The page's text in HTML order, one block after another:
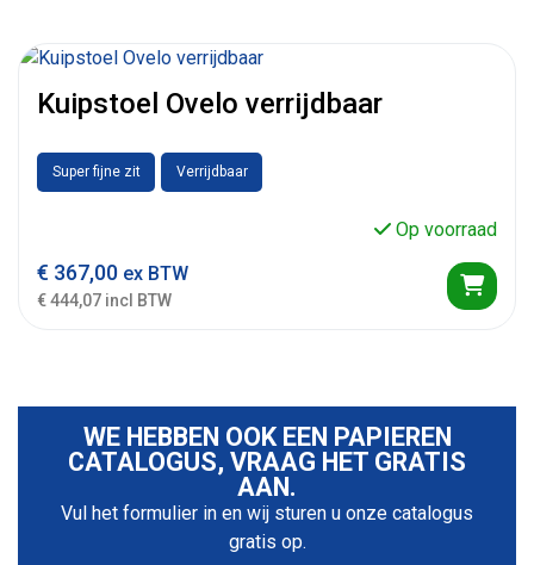
Kuipstoel Ovelo verrijdbaar
Super fijne zit Verrijdbaar
Op voorraad
€ 367,00 ex BTW
€ 444,07 incl BTW
WE HEBBEN OOK EEN PAPIEREN
CATALOGUS, VRAAG HET GRATIS
AAN.
Vul het formulier in en wij sturen u onze catalogus
gratis op.